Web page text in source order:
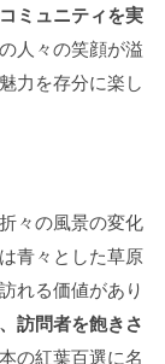
ミュニティを実
人々の笑顔が溢
力を存分に楽し
々の風景の変化
青々とした草原
れる価値があり
訪問者を飽きさ
の紅葉百選に名